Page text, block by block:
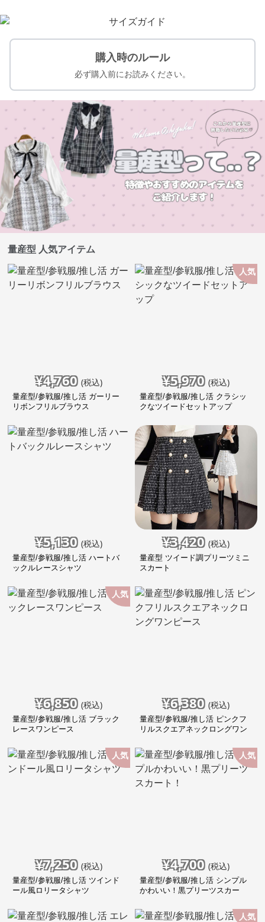
購入時のルール
必ず購入前にお読みください。
量産型 人気アイテム
¥4,760 (税込)
量産型/参戦服/推し活 ガーリー
リボンフリルブラウス
人気
¥5,970 (税込)
量産型/参戦服/推し活 クラシッ
クなツイードセットアップ
¥5,130 (税込)
量産型/参戦服/推し活 ハートバ
ックルレースシャツ
¥3,420 (税込)
量産型 ツイード調プリーツミニ
スカート
人気
¥6,850 (税込)
量産型/参戦服/推し活 ブラック
レースワンピース
¥6,380 (税込)
量産型/参戦服/推し活 ピンクフ
リルスクエアネックロングワン
人気
¥7,250 (税込)
量産型/参戦服/推し活 ツインド
ール風ロリータシャツ
人気
¥4,700 (税込)
量産型/参戦服/推し活 シンプル
かわいい！黒プリーツスカー
人気